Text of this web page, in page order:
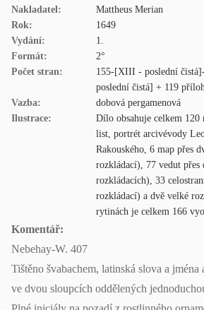
Nakladatel:
Mattheus Merian
Rok:
1649
Vydání:
1.
Formát:
2°
Počet stran:
155-[XIII - poslední
poslední čistá] + 119
Vazba:
dobová pergamenová
Ilustrace:
Dílo obsahuje celkem
list, portrét arcivévody
Rakouského, 6 map přes
rozkládací), 77 vedut
rozkládacích), 33
rozkládací) a dvě velké
rytinách je celkem 166
Komentář:
Nebehay-W. 407
Tištěno švabachem, latinská slova a jména
ve dvou sloupcích oddělených